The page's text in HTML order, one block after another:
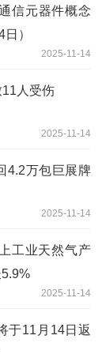
信元器件概念
）
2025-11-14
人受伤
2025-11-14
4.2万包巨展牌
2025-11-14
工业天然气产
2025-11-14
于11月14日返